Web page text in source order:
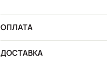
ОПЛАТА
ДОСТАВКА